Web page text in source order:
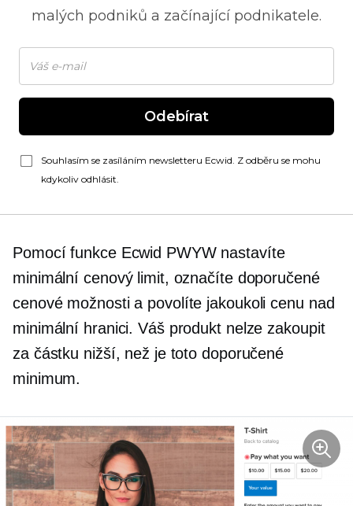
malých podniků a začínající podnikatele.
Odebírat
Souhlasím se zasíláním newsletteru Ecwid. Z odběru se mohu
kdykoliv odhlásit.
Pomocí funkce Ecwid PWYW nastavíte
minimální cenový limit, označíte doporučené
cenové možnosti a povolíte jakoukoli cenu nad
minimální hranici. Váš produkt nelze zakoupit
za částku nižší, než je toto doporučené
minimum.